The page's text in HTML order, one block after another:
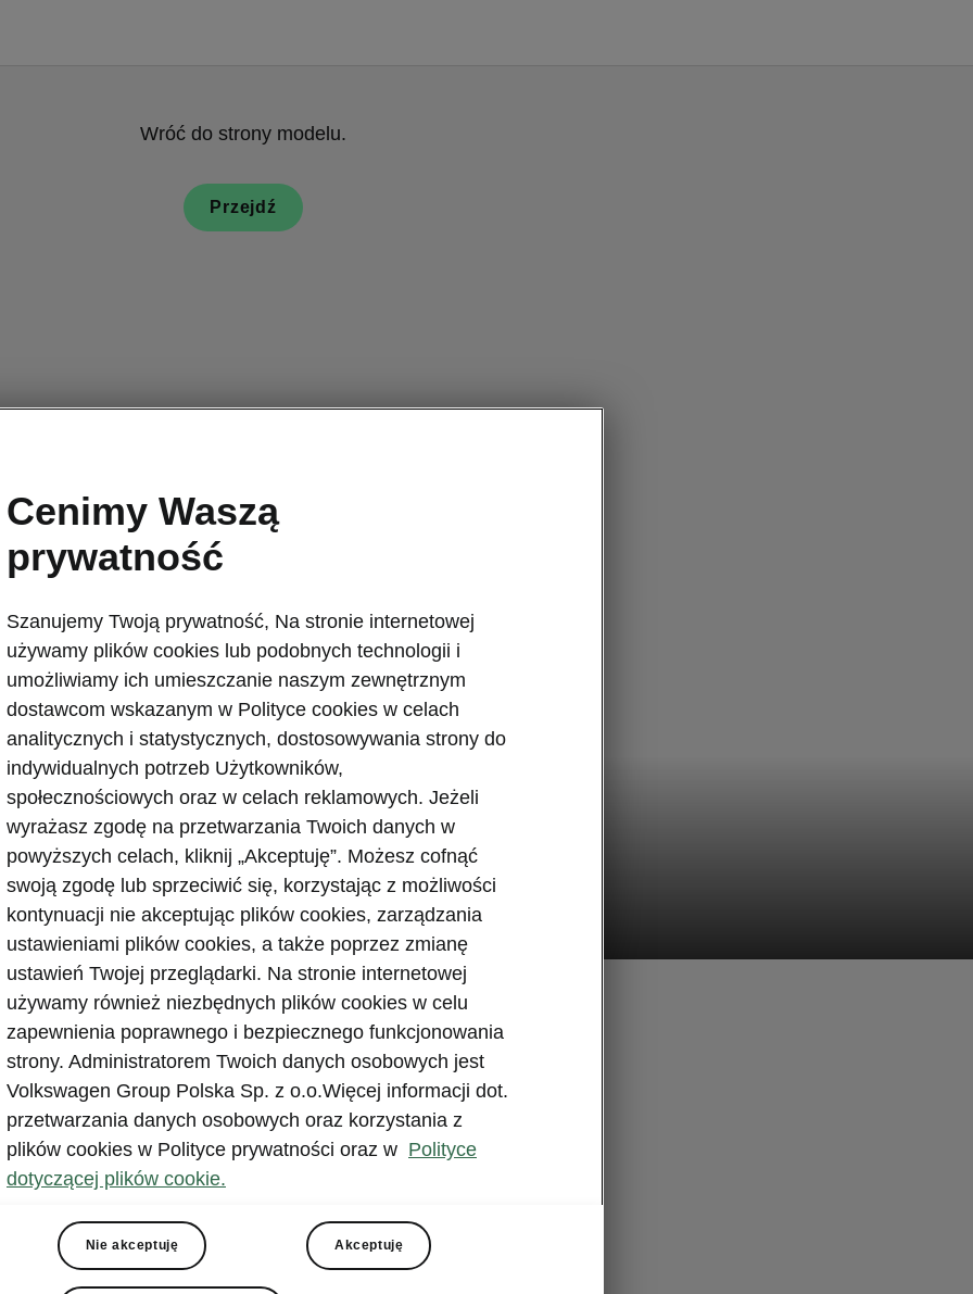
Wróć do strony modelu.
Przejdź
- Asystenci jazdy
Drive
Drive integruje kilka systemów i funkcji, które przedstawiamy
kolejnych stronach. Gdy są one ze sobą połączone,
Cię podczas jazdy i mogą zwiększyć komfort podróżowania.
Carlo może w kontrolowany przez Ciebie sposób zatrzymać
uruchomić, utrzymać się na pasie ruchu lub podążać za
Cenimy Waszą
prywatność
Szanujemy Twoją prywatność, Na stronie internetowej
używamy plików cookies lub podobnych technologii i
umożliwiamy ich umieszczanie naszym zewnętrznym
dostawcom wskazanym w Polityce cookies w celach
analitycznych i statystycznych, dostosowywania strony do
indywidualnych potrzeb Użytkowników,
społecznościowych oraz w celach reklamowych. Jeżeli
wyrażasz zgodę na przetwarzania Twoich danych w
powyższych celach, kliknij „Akceptuję”. Możesz cofnąć
swoją zgodę lub sprzeciwić się, korzystając z możliwości
kontynuacji nie akceptując plików cookies, zarządzania
ustawieniami plików cookies, a także poprzez zmianę
ustawień Twojej przeglądarki. Na stronie internetowej
używamy również niezbędnych plików cookies w celu
zapewnienia poprawnego i bezpiecznego funkcjonowania
strony. Administratorem Twoich danych osobowych jest
Volkswagen Group Polska Sp. z o.o.Więcej informacji dot.
przetwarzania danych osobowych oraz korzystania z
plików cookies w Polityce prywatności oraz w Polityce
dotyczącej plików cookie.
Nie akceptuję Akceptuję